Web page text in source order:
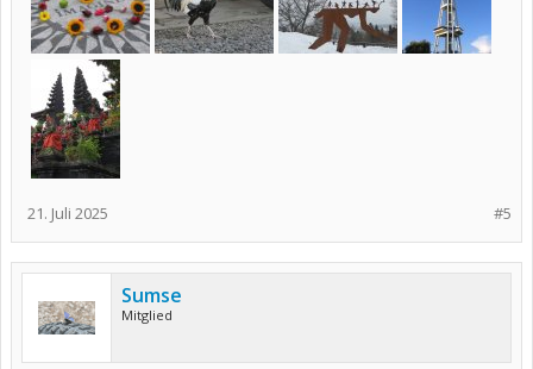
#5
21. Juli 2025
Sumse
Mitglied